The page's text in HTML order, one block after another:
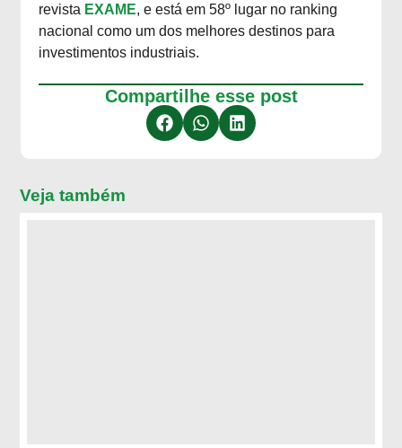
revista EXAME, e está em 58º lugar no ranking
nacional como um dos melhores destinos para
investimentos industriais.
Compartilhe esse post
Veja também